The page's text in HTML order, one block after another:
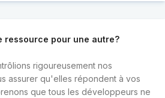
ressource pour une autre?
rigoureusement nos
assurer qu'elles répondent à vos
que tous les développeurs ne